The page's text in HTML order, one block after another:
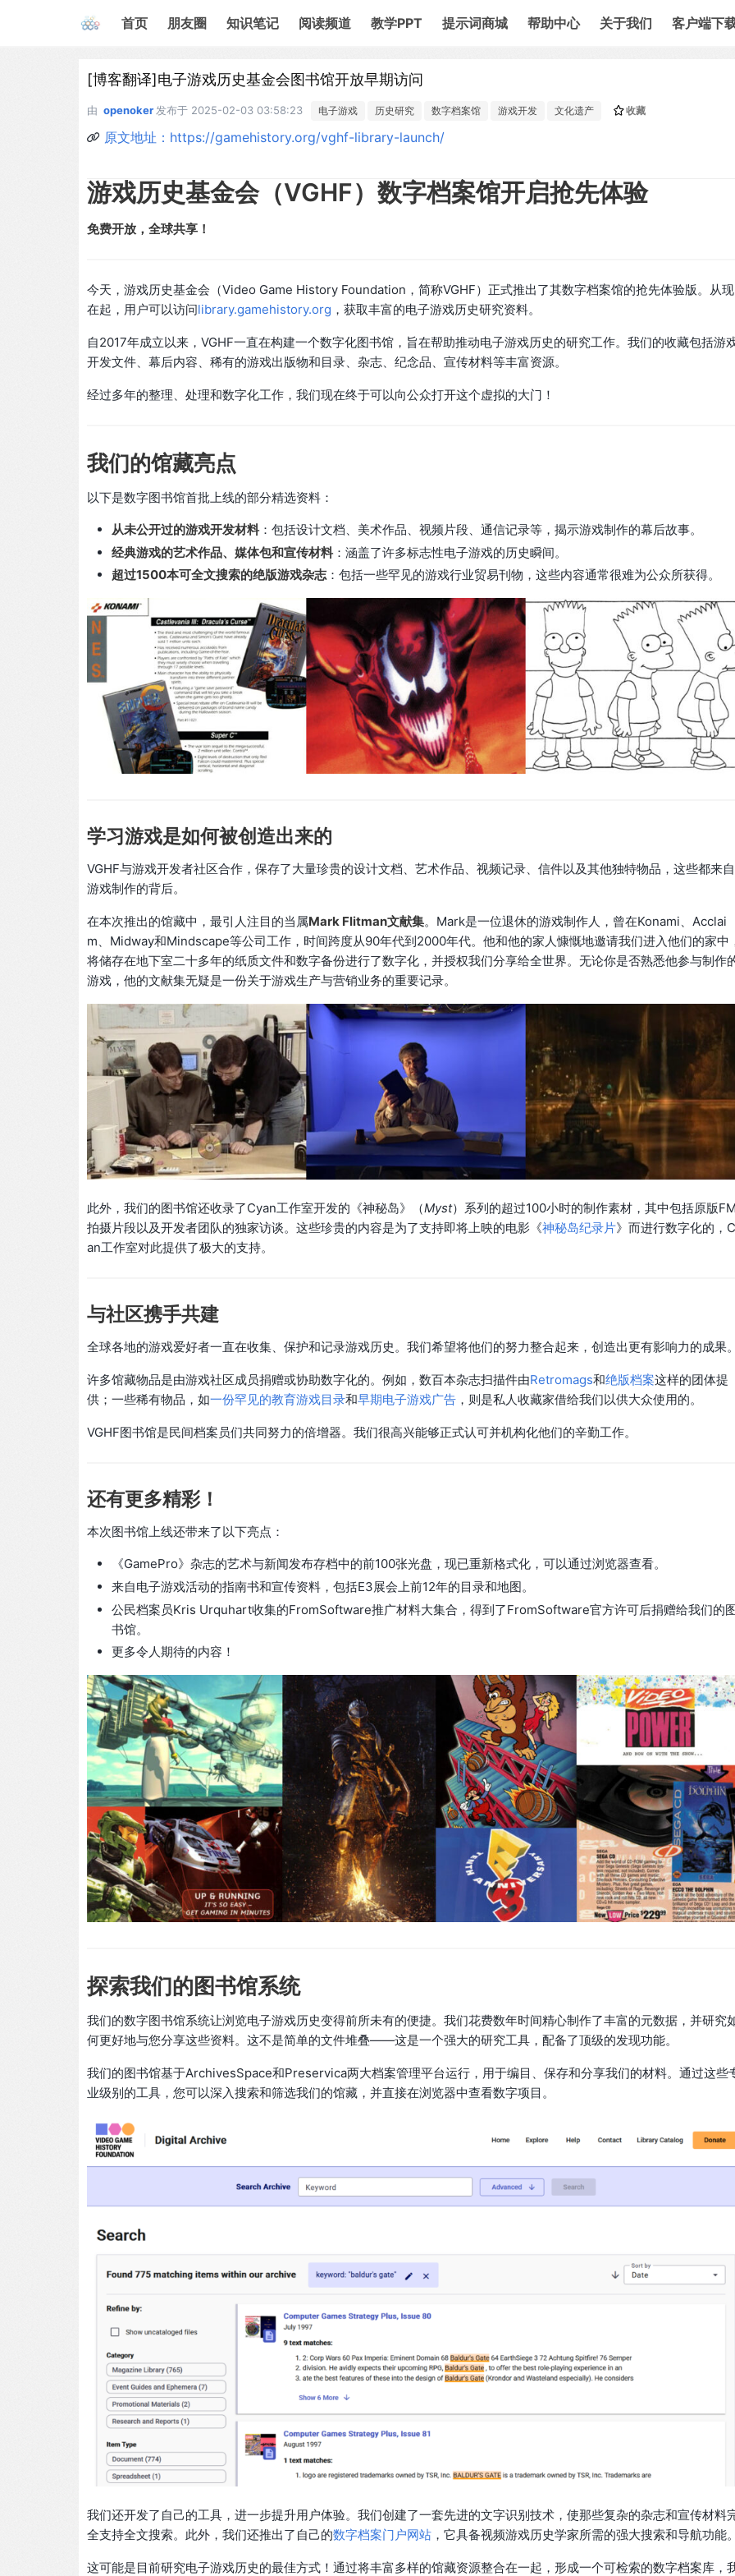
首页 朋友圈 知识笔记 阅读频道 教学PPT 提示词商城 帮助中心 关于我们 客户端下
[博客翻译]电子游戏历史基金会图书馆开放早期访问
由 openoker 发布于 2025-02-03 03:58:23 电子游戏 历史研究 数字档案馆 游戏开发 文化遗产 收藏
原文地址：https://gamehistory.org/vghf-library-launch/
游戏历史基金会（VGHF）数字档案馆开启抢先体验
免费开放，全球共享！
今天，游戏历史基金会（Video Game History Foundation，简称VGHF）正式推出了其数字档案馆的抢先体验版。从现
在起，用户可以访问library.gamehistory.org ，获取丰富的电子游戏历史研究资料。
自2017年成立以来，VGHF一直在构建一个数字化图书馆，旨在帮助推动电子游戏历史的研究工作。我们的收藏包括游
开发文件、幕后内容、稀有的游戏出版物和目录、杂志、纪念品、宣传材料等丰富资源。
经过多年的整理、处理和数字化工作，我们现在终于可以向公众打开这个虚拟的大门！
我们的馆藏亮点
以下是数字图书馆首批上线的部分精选资料：
从未公开过的游戏开发材料 ：包括设计文档、美术作品、视频片段、通信记录等，揭示游戏制作的幕后故事。
经典游戏的艺术作品、媒体包和宣传材料 ：涵盖了许多标志性电子游戏的历史瞬间。
超过1500本可全文搜索的绝版游戏杂志：包括一些罕见的游戏行业贸易刊物，这些内容通常很难为公众所获得。
学习游戏是如何被创造出来的
VGHF与游戏开发者社区合作，保存了大量珍贵的设计文档、艺术作品、视频记录、信件以及其他独特物品，这些都来自
游戏制作的背后。
在本次推出的馆藏中，最引人注目的当属Mark Flitman文献集。Mark是一位退休的游戏制作人，曾在Konami、Acclai
m、Midway和Mindscape等公司工作，时间跨度从90年代到2000年代。他和他的家人慷慨地邀请我们进入他们的家中
将储存在地下室二十多年的纸质文件和数字备份进行了数字化，并授权我们分享给全世界。无论你是否熟悉他参与制作
游戏，他的文献集无疑是一份关于游戏生产与营销业务的重要记录。
此外，我们的图书馆还收录了Cyan工作室开发的《神秘岛》（Myst）系列的超过100小时的制作素材，其中包括原版
拍摄片段以及开发者团队的独家访谈。这些珍贵的内容是为了支持即将上映的电影《神秘岛纪录片》而进行数字化的，
an工作室对此提供了极大的支持。
与社区携手共建
全球各地的游戏爱好者一直在收集、保护和记录游戏历史。我们希望将他们的努力整合起来，创造出更有影响力的成果
许多馆藏物品是由游戏社区成员捐赠或协助数字化的。例如，数百本杂志扫描件由Retromags和绝版档案这样的团体提
供；一些稀有物品，如一份罕见的教育游戏目录和早期电子游戏广告 ，则是私人收藏家借给我们以供大众使用的。
VGHF图书馆是民间档案员们共同努力的倍增器。我们很高兴能够正式认可并机构化他们的辛勤工作。
还有更多精彩！
本次图书馆上线还带来了以下亮点：
《GamePro》杂志的艺术与新闻发布存档中的前100张光盘，现已重新格式化，可以通过浏览器查看。
来自电子游戏活动的指南书和宣传资料，包括E3展会上前12年的目录和地图。
公民档案员Kris Urquhart收集的FromSoftware推广材料大集合，得到了FromSoftware官方许可后捐赠给我们的
书馆。
更多令人期待的内容！
探索我们的图书馆系统
我们的数字图书馆系统让浏览电子游戏历史变得前所未有的便捷。我们花费数年时间精心制作了丰富的元数据，并研究
何更好地与您分享这些资料。这不是简单的文件堆叠——这是一个强大的研究工具，配备了顶级的发现功能。
我们的图书馆基于ArchivesSpace和Preservica两大档案管理平台运行，用于编目、保存和分享我们的材料。通过这些
业级别的工具，您可以深入搜索和筛选我们的馆藏，并直接在浏览器中查看数字项目。
我们还开发了自己的工具，进一步提升用户体验。我们创建了一套先进的文字识别技术，使那些复杂的杂志和宣传材料
全支持全文搜索。此外，我们还推出了自己的数字档案门户网站 ，它具备视频游戏历史学家所需的强大搜索和导航功能
这可能是目前研究电子游戏历史的最佳方式！通过将丰富多样的馆藏资源整合在一起，形成一个可检索的数字档案库，